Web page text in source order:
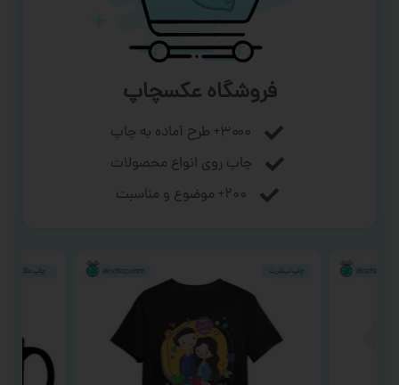
فروشگاه عکسچاپ
۳۰۰۰+ طرح آماده به چاپ
چاپ روی انواع محصولات
۲۰۰+ موضوع و مناسبت